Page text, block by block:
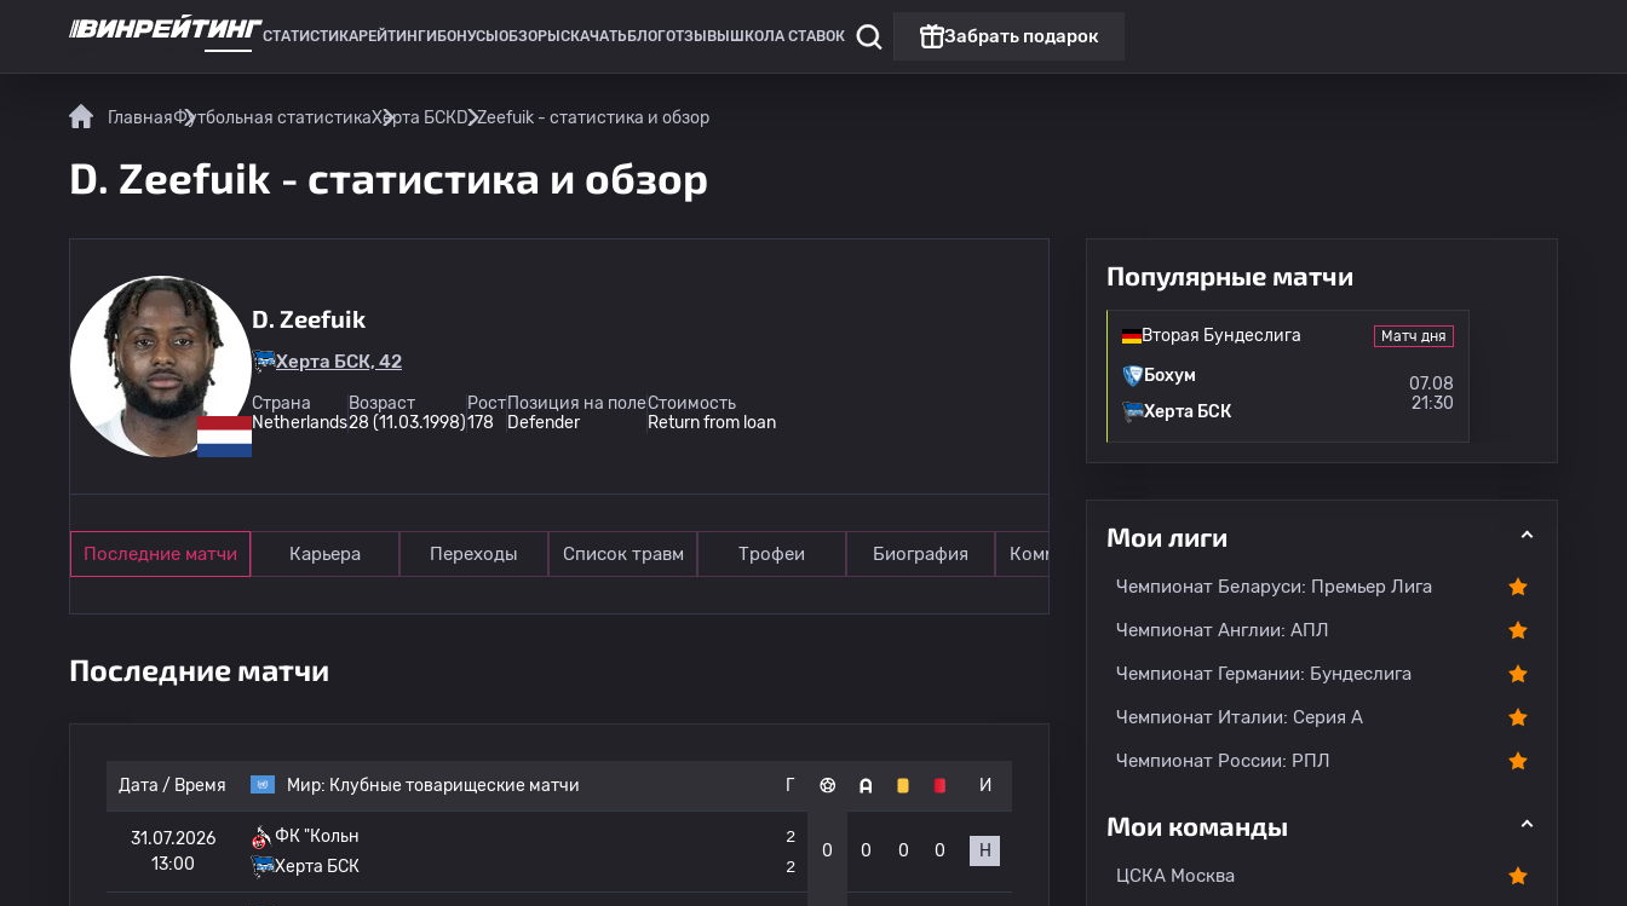
СТАТИСТИКАРЕЙТИНГИ БОНУСЫ ОБЗОРЫ СКАЧАТЬ БЛОГОТЗЫВЫ ШКОЛА СТАВОК Забрать подарок
ГлавнаяФутбольная статистикаХерта БСКD. Zeefuik - статистика и обзор
D. Zeefuik - статистика и обзор
D. Zeefuik
Херта БСК, 42
Страна
Netherlands
Возраст
28 (11.03.1998)
Рост
178
Позиция на поле
Defender
Стоимость
Return from loan
Последние матчи Карьера Переходы Список травм Трофеи Биография Комментарии
Последние матчи
Дата / Время Мир: Клубные товарищеские матчи Г И
31.07.2026
13:00
ФК "Кольн
Херта БСК
2
2
0 0 0 0 Н
Популярные матчи
Вторая Бундеслига Матч дня
Бохум
Херта БСК
07.08
21:30
Мои лиги
Чемпионат Беларуси: Премьер Лига
Чемпионат Англии: АПЛ
Чемпионат Германии: Бундеслига
Чемпионат Италии: Серия А
Чемпионат России: РПЛ
Мои команды
ЦСКА Москва